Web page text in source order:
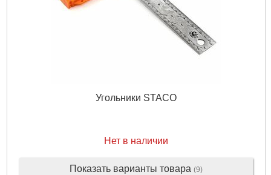
Угольники STACO
Нет в наличии
Показать варианты товара (9)